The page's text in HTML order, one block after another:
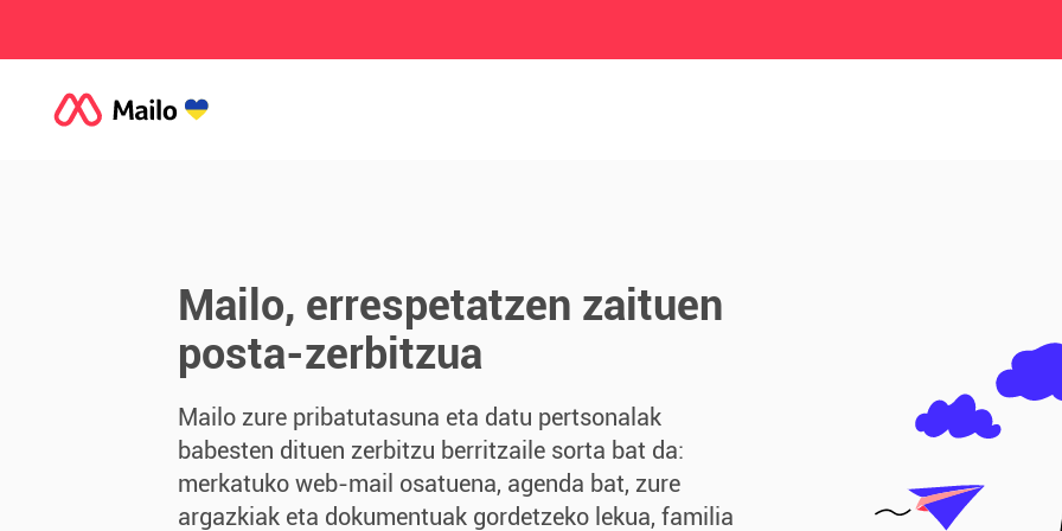
Mailo, errespetatzen zaituen
posta-zerbitzua
Mailo zure pribatutasuna eta datu pertsonalak
babesten dituen zerbitzu berritzaile sorta bat da:
merkatuko web-mail osatuena, agenda bat, zure
argazkiak eta dokumentuak gordetzeko lekua, familia